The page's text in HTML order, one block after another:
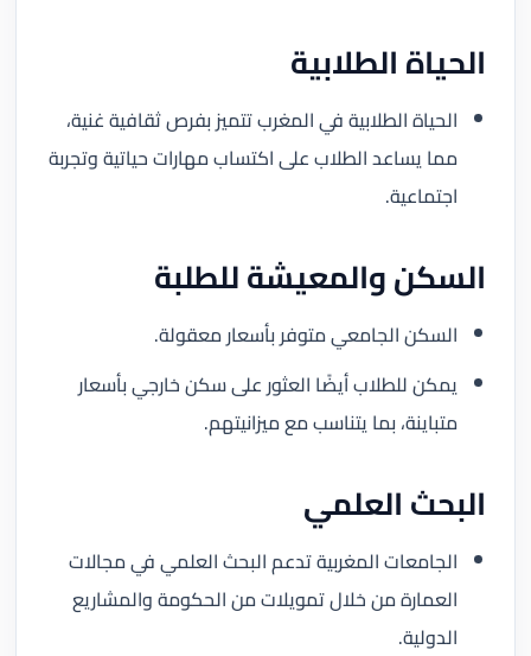
الحياة الطلابية
الحياة الطلابية في المغرب تتميز بفرص ثقافية غنية،
مما يساعد الطلاب على اكتساب مهارات حياتية وتجربة
اجتماعية.
السكن والمعيشة للطلبة
السكن الجامعي متوفر بأسعار معقولة.
يمكن للطلاب أيضًا العثور على سكن خارجي بأسعار
متباينة، بما يتناسب مع ميزانيتهم.
البحث العلمي
الجامعات المغربية تدعم البحث العلمي في مجالات
العمارة من خلال تمويلات من الحكومة والمشاريع
الدولية.